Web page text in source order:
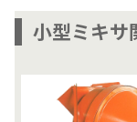
小型ミキサ